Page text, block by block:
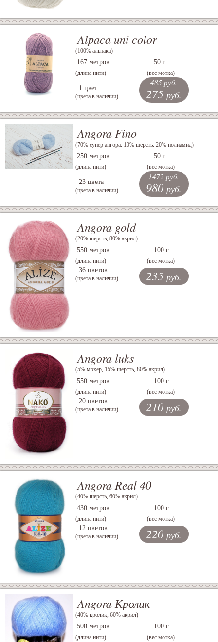
Alpaca uni color
(100% альпака)
167 метров
(длина нити)
50 г
(вес мотка)
1 цвет
(цвета в наличии)
485 руб.
275 руб.
Angora Fino
(70% супер ангора, 10% шерсть, 20% полиамид)
250 метров
(длина нити)
50 г
(вес мотка)
23 цвета
(цвета в наличии)
1472 руб.
980 руб.
Angora gold
(20% шерсть, 80% акрил)
550 метров
(длина нити)
100 г
(вес мотка)
36 цветов
(цвета в наличии) 235 руб.
Angora luks
(5% мохер, 15% шерсть, 80% акрил)
550 метров
(длина нити)
100 г
(вес мотка)
20 цветов
(цвета в наличии) 210 руб.
Angora Real 40
(40% шерсть, 60% акрил)
430 метров
(длина нити)
100 г
(вес мотка)
12 цветов
(цвета в наличии) 220 руб.
Angora Кролик
(40% кролик, 60% акрил)
500 метров
(длина нити)
100 г
(вес мотка)